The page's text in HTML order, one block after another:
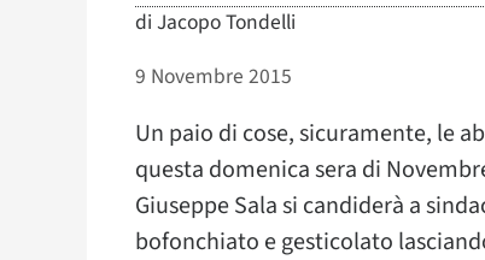
di Jacopo Tondelli
9 Novembre 2015
Un paio di cose, sicuramente, le
questa domenica sera di
Giuseppe Sala si candiderà a
bofonchiato e gesticolato